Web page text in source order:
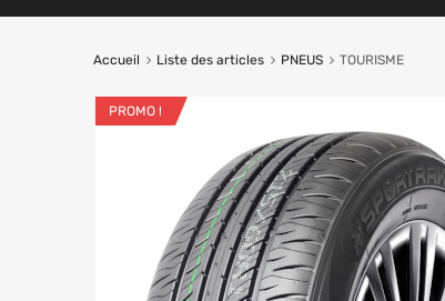
Accueil Liste des articles PNEUS TOURISME
PROMO !